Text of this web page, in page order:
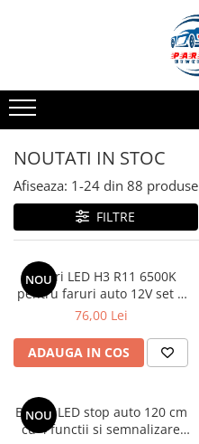
ACCESORII AUTO
Abtibild / Sticker Auto
Baby on Board
Limitare de viteza
Semn incepator
Accesorii Camping
Accesorii Curatare Auto
Accesorii Sezon Rece
Accesorii Siguranta Auto
Bare Portbagaj
Brelocuri Auto Metalice Chei
NOUTATI IN STOC
Afiseaza: 1-24 din 88 produse
FILTRE
NOU
Becuri LED H3 R11 6500K
pentru faruri auto 12V set 2
bucati
76,00 Lei
ADAUGA IN COS
NOU
Banda LED stop auto 120 cm
cu 4 functii si semnalizare